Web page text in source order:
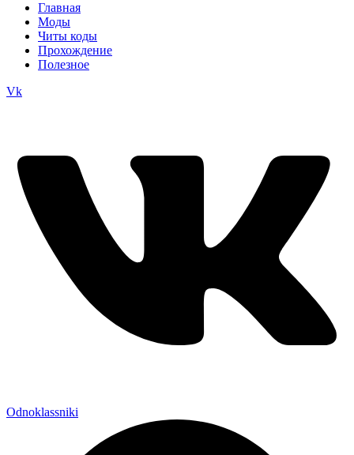
Главная
Моды
Читы коды
Прохождение
Полезное
Vk
Odnoklassniki